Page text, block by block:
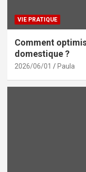
VIE PRATIQUE
Comment
domestique ?
2026/06/01 Paula